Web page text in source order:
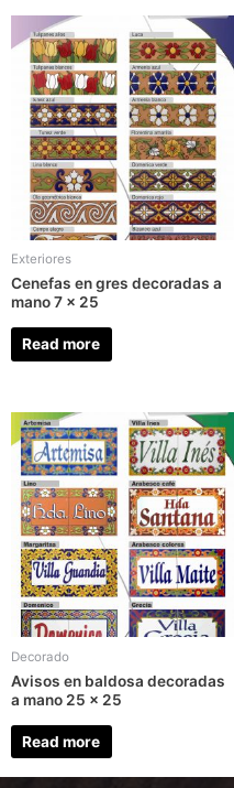
Exteriores
Cenefas en gres decoradas a
mano 7 x 25
Read more
Decorado
Avisos en baldosa decoradas
a mano 25 x 25
Read more